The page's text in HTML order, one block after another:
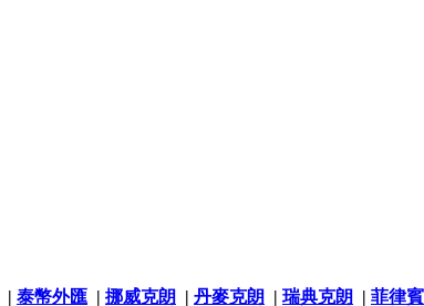
| 泰幣外匯 | 挪威克朗 | 丹麥克朗 | 瑞典克朗 | 菲律賓